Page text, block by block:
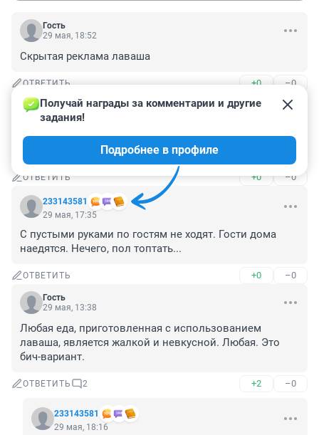
Гость
29 мая, 18:52
Скрытая реклама лаваша
ОТВЕТИТЬ +0 –0
Гость
29 мая, 18:39
Хоть раз бы сфоткала, что реально получилось по
этим рецептам, а не фантазии ИИ
ОТВЕТИТЬ +0 –0
233143581
Получай награды за комментарии и другие
задания!
Подробнее в профиле
29 мая, 17:35
С пустыми руками по гостям не ходят. Гости дома
наедятся. Нечего, пол топтать...
ОТВЕТИТЬ +0 –0
Гость
29 мая, 13:38
Любая еда, приготовленная с использованием
лаваша, является жалкой и невкусной. Любая. Это
бич-вариант.
ОТВЕТИТЬ 2 +2 –0
233143581
29 мая, 18:16